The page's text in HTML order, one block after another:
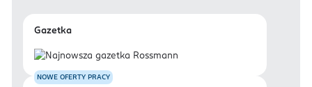
Gazetka
NOWE OFERTY PRACY